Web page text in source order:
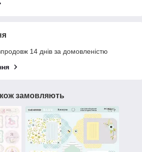
14 днів за домовленістю
замовляють